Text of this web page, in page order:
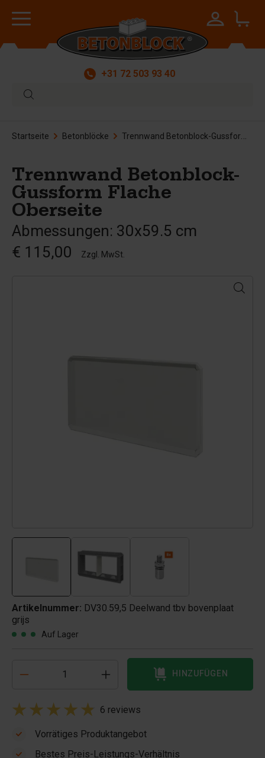
+31 72 503 93 40
Startseite Betonblöcke Trennwand Betonblock-Gussform Flache Oberseite
Trennwand Betonblock-
Gussform Flache
Oberseite
Abmessungen: 30x59.5 cm
€ 115,00
Zzgl. MwSt.
Artikelnummer: DV30.59,5 Deelwand tbv bovenplaat
grijs
Auf Lager
HINZUFÜGEN
6 reviews
Vorrätiges Produktangebot
Bestes Preis-Leistungs-Verhältnis